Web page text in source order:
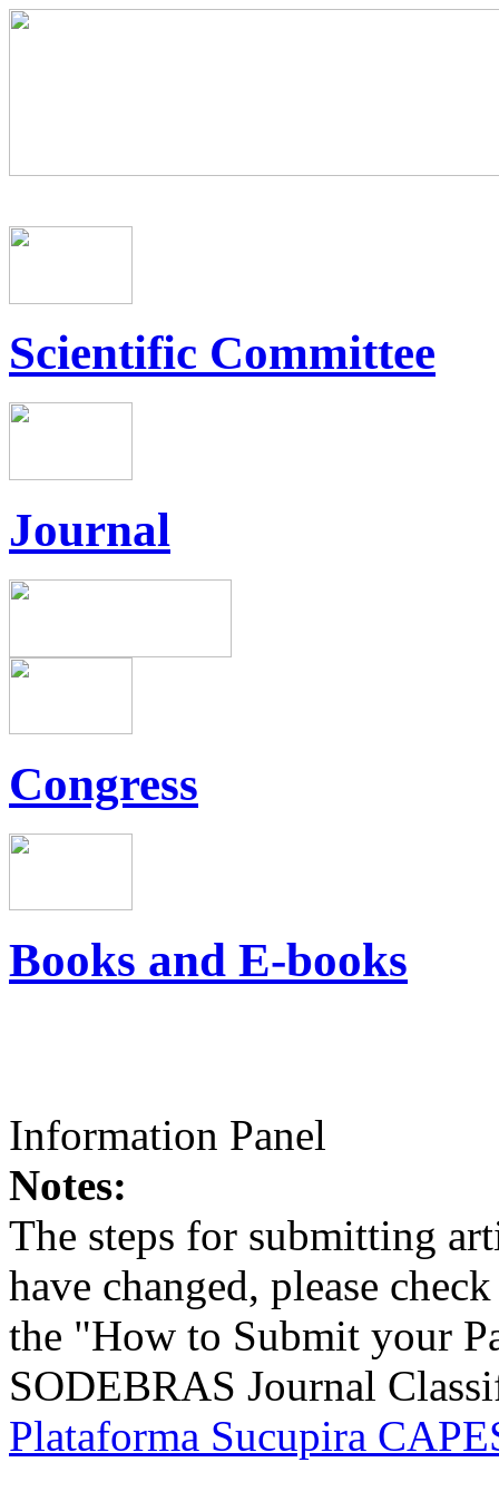
Scientific Committee
Journal
Congress
Books and E-books
Information Panel
Notes:
The steps for submitting
have changed, please
the "How to Submit your
SODEBRAS Journal
Plataforma Sucupira